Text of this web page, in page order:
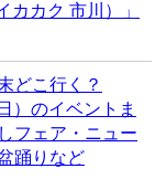
カカク 市川）」
どこ行く？
）のイベントま
フェア・ニュー
踊りなど